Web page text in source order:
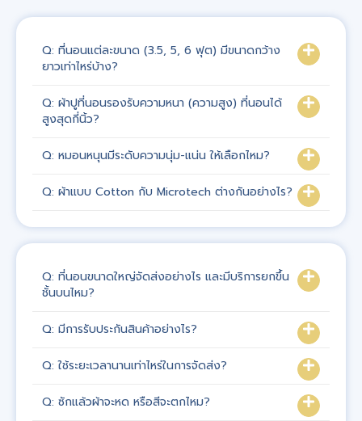
Q: ที่นอนแต่ละขนาด (3.5, 5, 6 ฟุต) มีขนาดกว้าง
ยาวเท่าไหร่บ้าง?
Q: ผ้าปูที่นอนรองรับความหนา (ความสูง) ที่นอนได้
สูงสุดกี่นิ้ว?
Q: หมอนหนุนมีระดับความนุ่ม-แน่น ให้เลือกไหม?
Q: ผ้าแบบ Cotton กับ Microtech ต่างกันอย่างไร?
Q: ที่นอนขนาดใหญ่จัดส่งอย่างไร และมีบริการยกขึ้น
ชั้นบนไหม?
Q: มีการรับประกันสินค้าอย่างไร?
Q: ใช้ระยะเวลานานเท่าไหร่ในการจัดส่ง?
Q: ซักแล้วผ้าจะหด หรือสีจะตกไหม?